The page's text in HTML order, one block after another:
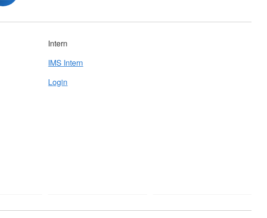
Intern
IMS Intern
Login